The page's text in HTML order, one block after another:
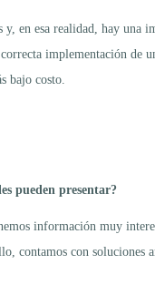
en esa realidad, hay
implementación de
bajo costo.
pueden presentar?
información muy
contamos con